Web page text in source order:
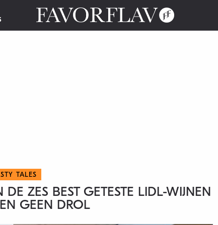
TALES
ZES BEST GETESTE LIDL-WIJNEN
GEEN DROL